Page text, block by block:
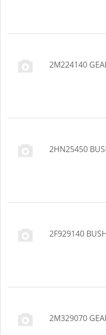
2M224140
2HN25450
2F929140
2M329070